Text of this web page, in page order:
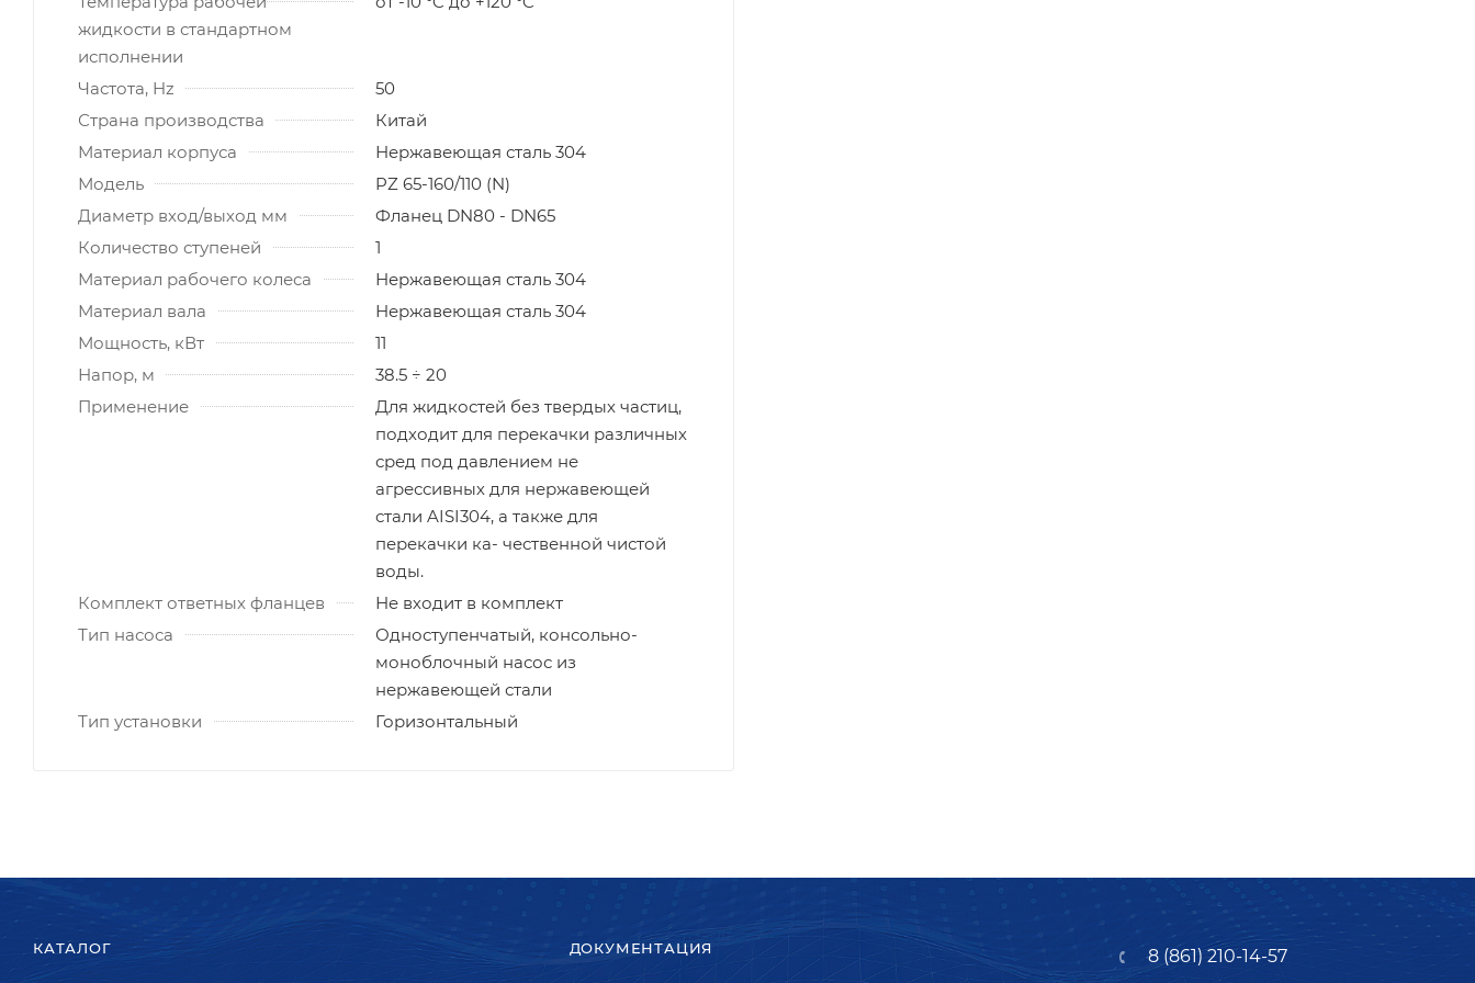
жидкости в стандартном
исполнении
Частота, Hz
50
Страна производства
Китай
Материал корпуса
Нержавеющая сталь 304
Модель
PZ 65-160/110 (N)
Диаметр вход/выход мм
Фланец DN80 - DN65
Количество ступеней
1
Материал рабочего колеса
Нержавеющая сталь 304
Материал вала
Нержавеющая сталь 304
Мощность, кВт
11
Напор, м
38.5 ÷ 20
Применение
Для жидкостей без твердых частиц,
подходит для перекачки различных
сред под давлением не
агрессивных для нержавеющей
стали AISI304, а также для
перекачки ка- чественной чистой
воды.
Комплект ответных фланцев
Не входит в комплект
Тип насоса
Одноступенчатый, консольно-
моноблочный насос из
нержавеющей стали
Тип установки
Горизонтальный
КАТАЛОГ ДОКУМЕНТАЦИЯ 8 (861) 210-14-57